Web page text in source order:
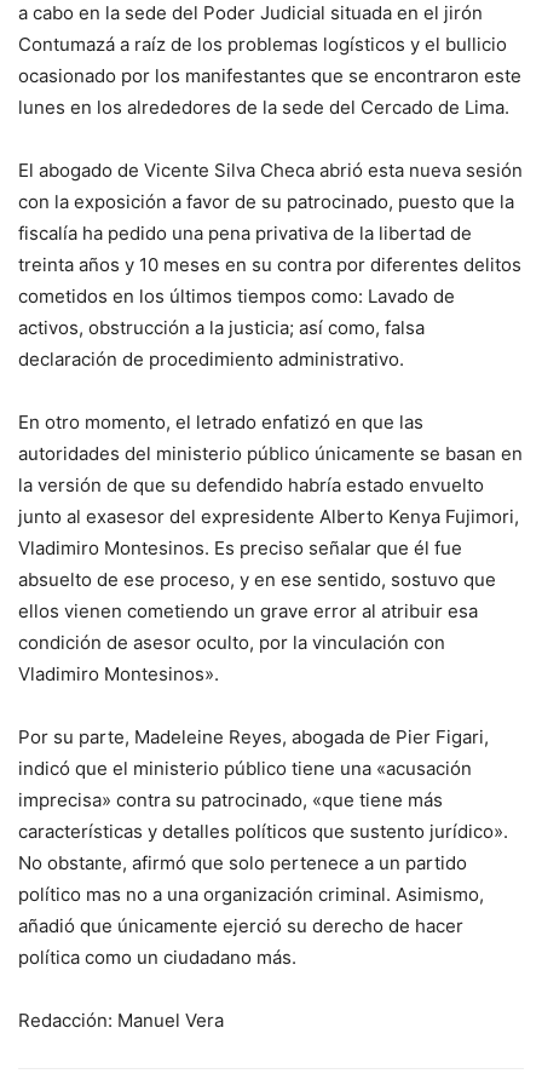
a cabo en la sede del Poder Judicial situada en el jirón
Contumazá a raíz de los problemas logísticos y el bullicio
ocasionado por los manifestantes que se encontraron este
lunes en los alrededores de la sede del Cercado de Lima.
El abogado de Vicente Silva Checa abrió esta nueva sesión
con la exposición a favor de su patrocinado, puesto que la
fiscalía ha pedido una pena privativa de la libertad de
treinta años y 10 meses en su contra por diferentes delitos
cometidos en los últimos tiempos como: Lavado de
activos, obstrucción a la justicia; así como, falsa
declaración de procedimiento administrativo.
En otro momento, el letrado enfatizó en que las
autoridades del ministerio público únicamente se basan en
la versión de que su defendido habría estado envuelto
junto al exasesor del expresidente Alberto Kenya Fujimori,
Vladimiro Montesinos. Es preciso señalar que él fue
absuelto de ese proceso, y en ese sentido, sostuvo que
ellos vienen cometiendo un grave error al atribuir esa
condición de asesor oculto, por la vinculación con
Vladimiro Montesinos».
Por su parte, Madeleine Reyes, abogada de Pier Figari,
indicó que el ministerio público tiene una «acusación
imprecisa» contra su patrocinado, «que tiene más
características y detalles políticos que sustento jurídico».
No obstante, afirmó que solo pertenece a un partido
político mas no a una organización criminal. Asimismo,
añadió que únicamente ejerció su derecho de hacer
política como un ciudadano más.
Redacción: Manuel Vera